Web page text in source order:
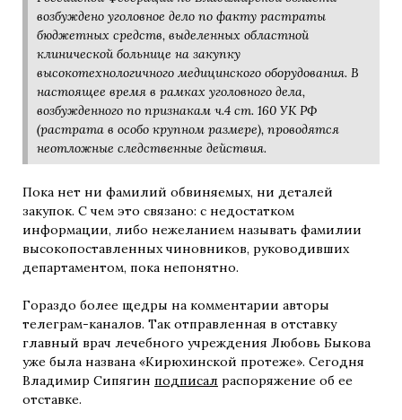
возбуждено уголовное дело по факту растраты
бюджетных средств, выделенных областной
клинической больнице на закупку
высокотехнологичного медицинского оборудования. В
настоящее время в рамках уголовного дела,
возбужденного по признакам ч.4 ст. 160 УК РФ
(растрата в особо крупном размере), проводятся
неотложные следственные действия.
Пока нет ни фамилий обвиняемых, ни деталей
закупок. С чем это связано: с недостатком
информации, либо нежеланием называть фамилии
высокопоставленных чиновников, руководивших
департаментом, пока непонятно.
Гораздо более щедры на комментарии авторы
телеграм-каналов. Так отправленная в отставку
главный врач лечебного учреждения Любовь Быкова
уже была названа «Кирюхинской протеже». Сегодня
Владимир Сипягин подписал распоряжение об ее
отставке.